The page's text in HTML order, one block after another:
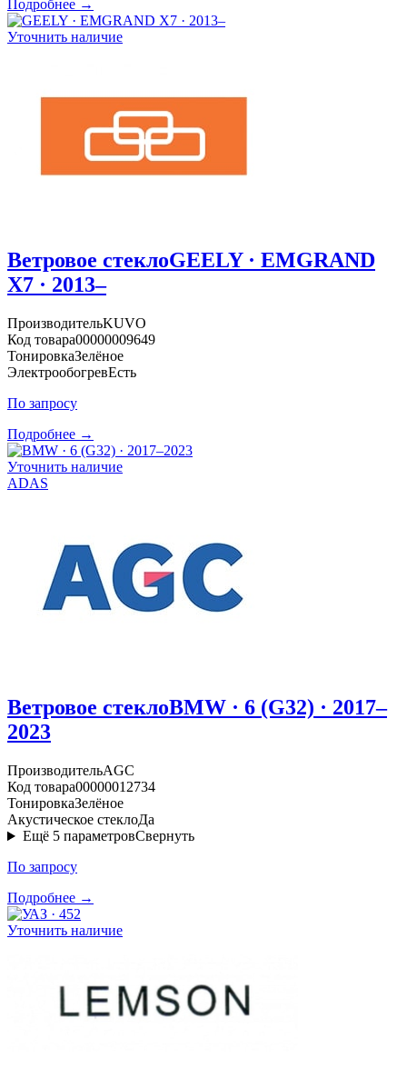
Подробнее →
Уточнить наличие
Ветровое стеклоGEELY · EMGRAND
X7 · 2013–
ПроизводительKUVO
Код товара00000009649
ТонировкаЗелёное
ЭлектрообогревЕсть
По запросу
Подробнее →
Уточнить наличие
ADAS
Ветровое стеклоBMW · 6 (G32) · 2017–
2023
ПроизводительAGC
Код товара00000012734
ТонировкаЗелёное
Акустическое стеклоДа
Ещё 5 параметровСвернуть
По запросу
Подробнее →
Уточнить наличие